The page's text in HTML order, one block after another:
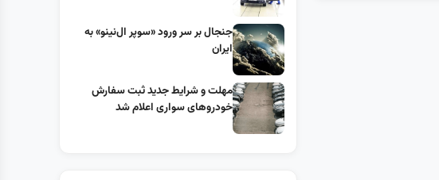
جنجال بر سر ورود «سوپر ال‌نینو» به
ایران
مهلت و شرایط جدید ثبت سفارش
خودروهای سواری اعلام شد